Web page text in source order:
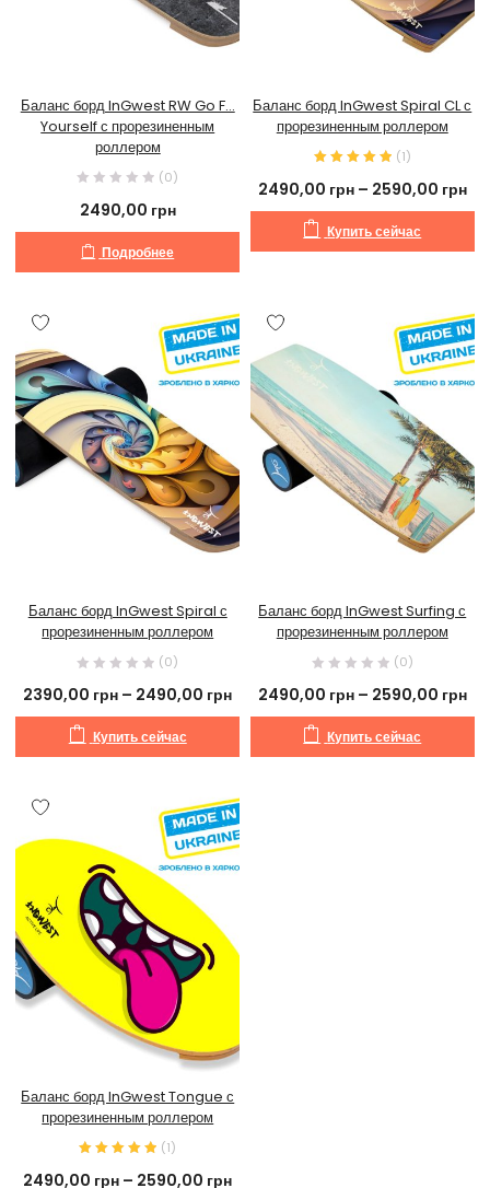
Баланс борд InGwest RW Go F…
Yourself с прорезиненным
роллером
(0)
2490,00 грн
Подробнее
Баланс борд InGwest Spiral CL с
прорезиненным роллером
(1)
2490,00 грн– 2590,00 грн
Купить сейчас
Баланс борд InGwest Spiral с
прорезиненным роллером
(0)
2390,00 грн – 2490,00 грн
Купить сейчас
Баланс борд InGwest Surfing с
прорезиненным роллером
(0)
2490,00 грн– 2590,00 грн
Купить сейчас
Баланс борд InGwest Tongue с
прорезиненным роллером
(1)
2490,00 грн – 2590,00 грн